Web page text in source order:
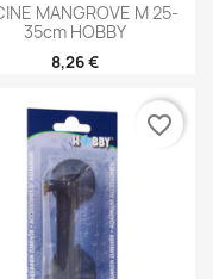
MANGROVE M 25-
35cm HOBBY
8,26 €
favorite_border